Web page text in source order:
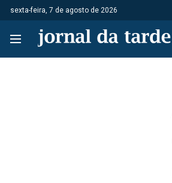
sexta-feira, 7 de agosto de 2026